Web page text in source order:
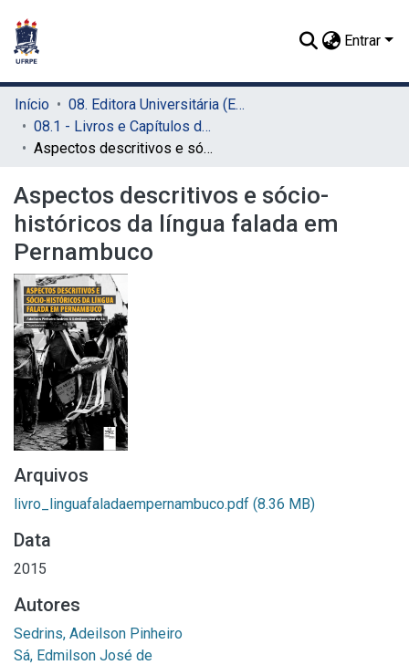
Entrar
Início
08. Editora Universitária (EDUFRPE)
08.1 - Livros e Capítulos de Livros (EDUFRPE)
Aspectos descritivos e sócio-históricos da língua falada em Pernambuco
Aspectos descritivos e sócio-
históricos da língua falada em
Pernambuco
Arquivos
livro_linguafaladaempernambuco.pdf (8.36 MB)
Data
2015
Autores
Sedrins, Adeilson Pinheiro
Sá, Edmilson José de